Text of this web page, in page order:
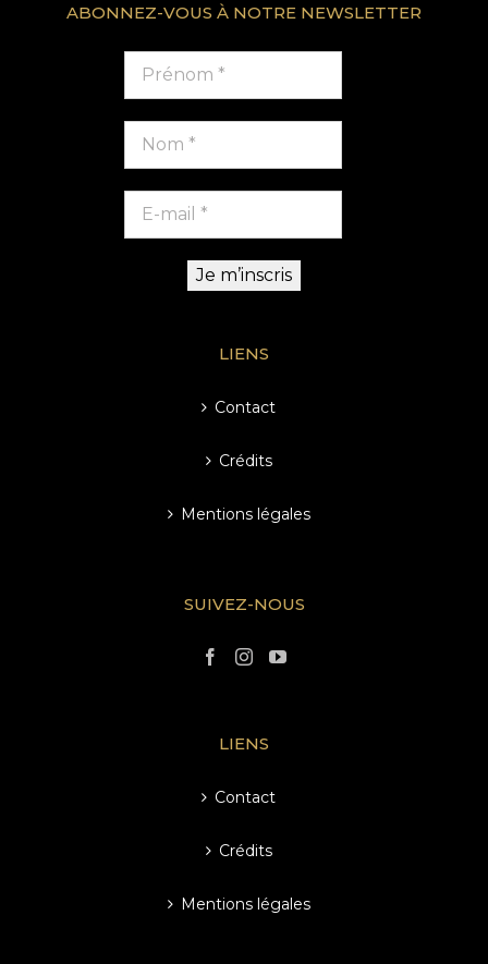
ABONNEZ-VOUS À NOTRE NEWSLETTER
LIENS
Contact
Crédits
Mentions légales
SUIVEZ-NOUS
LIENS
Contact
Crédits
Mentions légales